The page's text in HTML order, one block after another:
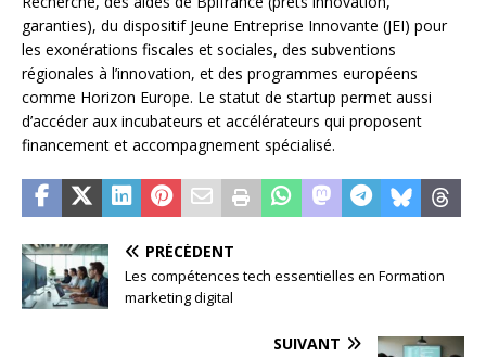
garanties), du dispositif Jeune Entreprise Innovante (JEI) pour
les exonérations fiscales et sociales, des subventions
régionales à l’innovation, et des programmes européens
comme Horizon Europe. Le statut de startup permet aussi
d’accéder aux incubateurs et accélérateurs qui proposent
financement et accompagnement spécialisé.
PRÉCÉDENT
Les compétences tech essentielles en Formation
marketing digital
SUIVANT